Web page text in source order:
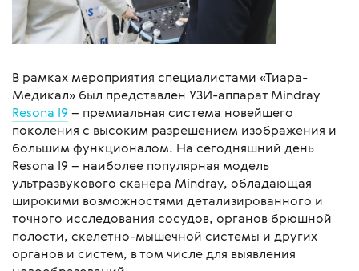
В рамках мероприятия специалистами «Тиара-
Медикал» был представлен УЗИ-аппарат Mindray
Resona I9– премиальная система новейшего
поколения с высоким разрешением изображения и
большим функционалом. На сегодняшний день
Resona I9 – наиболее популярная модель
ультразвукового сканера Mindray, обладающая
широкими возможностями детализированного и
точного исследования сосудов, органов брюшной
полости, скелетно-мышечной системы и других
органов и систем, в том числе для выявления